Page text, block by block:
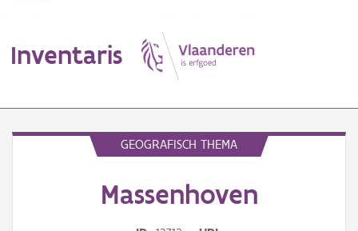
Inventaris
GEOGRAFISCH THEMA
Massenhoven